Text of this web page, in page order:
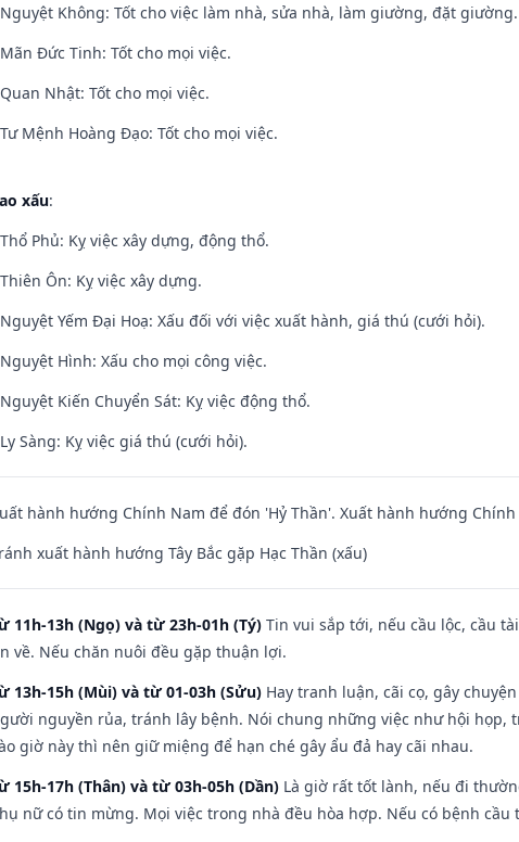
Không: Tốt cho việc làm nhà, sửa nhà, làm giường, đặt giường.
Đức Tinh: Tốt cho mọi việc.
Nhật: Tốt cho mọi việc.
Mệnh Hoàng Đạo: Tốt cho mọi việc.
xấu:
Phủ: Kỵ việc xây dựng, động thổ.
Ôn: Kỵ việc xây dựng.
Yếm Đại Hoạ: Xấu đối với việc xuất hành, giá thú (cưới hỏi).
Hình: Xấu cho mọi công việc.
Kiến Chuyển Sát: Kỵ việc động thổ.
Sàng: Kỵ việc giá thú (cưới hỏi).
hành hướng Chính Nam để đón 'Hỷ Thần'. Xuất hành hướng Chính
xuất hành hướng Tây Bắc gặp Hạc Thần (xấu)
11h-13h (Ngọ) và từ 23h-01h (Tý) Tin vui sắp tới, nếu cầu lộc, cầu
về. Nếu chăn nuôi đều gặp thuận lợi.
13h-15h (Mùi) và từ 01-03h (Sửu) Hay tranh luận, cãi cọ, gây
nguyền rủa, tránh lây bệnh. Nói chung những việc như hội
giờ này thì nên giữ miệng để hạn ché gây ẩu đả hay cãi nhau.
15h-17h (Thân) và từ 03h-05h (Dần) Là giờ rất tốt lành, nếu đi
nữ có tin mừng. Mọi việc trong nhà đều hòa hợp. Nếu có bệnh